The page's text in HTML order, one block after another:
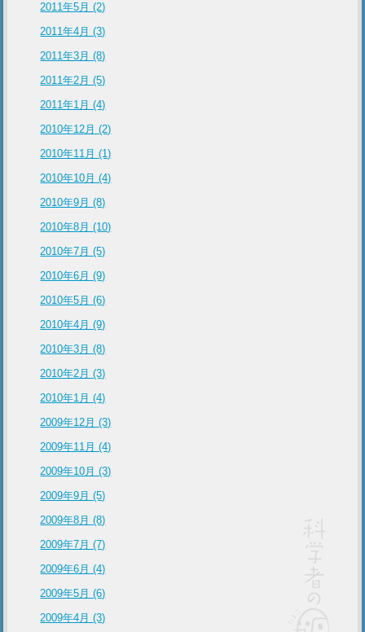
2011年5月 (2)
2011年4月 (3)
2011年3月 (8)
2011年2月 (5)
2011年1月 (4)
2010年12月 (2)
2010年11月 (1)
2010年10月 (4)
2010年9月 (8)
2010年8月 (10)
2010年7月 (5)
2010年6月 (9)
2010年5月 (6)
2010年4月 (9)
2010年3月 (8)
2010年2月 (3)
2010年1月 (4)
2009年12月 (3)
2009年11月 (4)
2009年10月 (3)
2009年9月 (5)
2009年8月 (8)
2009年7月 (7)
2009年6月 (4)
2009年5月 (6)
2009年4月 (3)